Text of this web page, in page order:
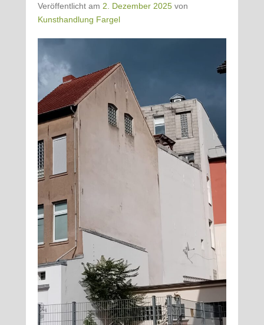
Veröffentlicht am 2. Dezember 2025 von
Kunsthandlung Fargel